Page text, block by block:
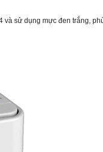
và sử dụng mực đen trắng,